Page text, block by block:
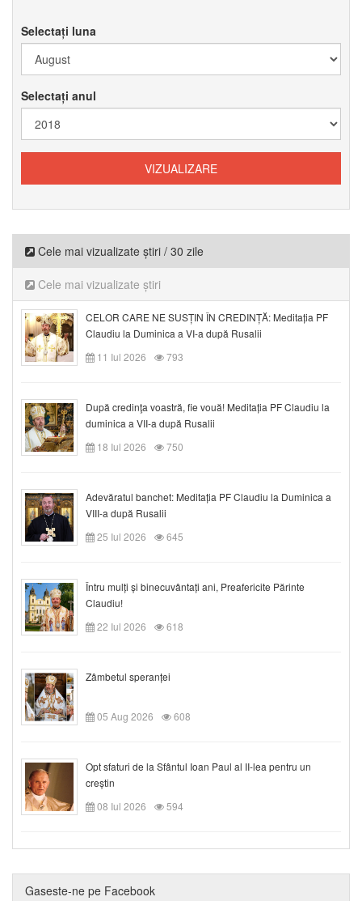
Selectați luna
Selectați anul
Cele mai vizualizate știri / 30 zile
Cele mai vizualizate știri
CELOR CARE NE SUSȚIN ÎN CREDINȚĂ: Meditația PF
Claudiu la Duminica a VI-a după Rusalii
11 Iul 2026
793
După credinţa voastră, fie vouă! Meditația PF Claudiu la
duminica a VII-a după Rusalii
18 Iul 2026
750
Adevăratul banchet: Meditația PF Claudiu la Duminica a
VIII-a după Rusalii
25 Iul 2026
645
Întru mulți și binecuvântați ani, Preafericite Părinte
Claudiu!
22 Iul 2026
618
Zâmbetul speranței
05 Aug 2026 608
Opt sfaturi de la Sfântul Ioan Paul al II-lea pentru un
creștin
08 Iul 2026
594
Gaseste-ne pe Facebook